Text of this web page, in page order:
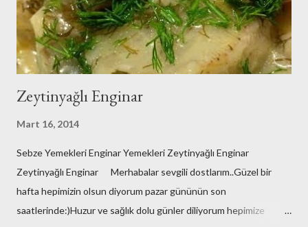
Zeytinyağlı Enginar
Mart 16, 2014
Sebze Yemekleri Enginar Yemekleri Zeytinyağlı Enginar
Zeytinyağlı Enginar Merhabalar sevgili dostlarım..Güzel bir
hafta hepimizin olsun diyorum pazar gününün son
saatlerinde:)Huzur ve sağlık dolu günler diliyorum hepimize